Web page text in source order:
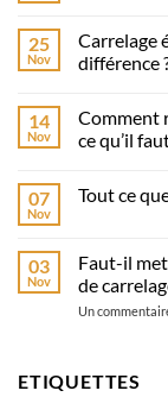
Carrelage
pour
la
manger
25
Nov
Carrelage
différence
sur
Carrelage
émaillé
émaillé:
différence
?
14
Nov
Comment
ce qu’il
sur
carrelage
de
qualité
Tout
savoir
07
Nov
Tout ce
Tout
ce
que
vous
carrelage
03
Nov
Faut-il
de
Un
ETIQUETTES